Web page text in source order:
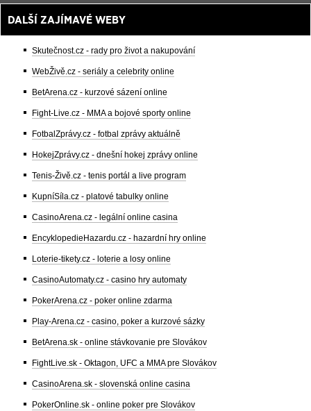
DALŠÍ ZAJÍMAVÉ WEBY
Skutečnost.cz - rady pro život a nakupování
WebŽivě.cz - seriály a celebrity online
BetArena.cz - kurzové sázení online
Fight-Live.cz - MMA a bojové sporty online
FotbalZprávy.cz - fotbal zprávy aktuálně
HokejZprávy.cz - dnešní hokej zprávy online
Tenis-Živě.cz - tenis portál a live program
KupníSíla.cz - platové tabulky online
CasinoArena.cz - legální online casina
EncyklopedieHazardu.cz - hazardní hry online
Loterie-tikety.cz - loterie a losy online
CasinoAutomaty.cz - casino hry automaty
PokerArena.cz - poker online zdarma
Play-Arena.cz - casino, poker a kurzové sázky
BetArena.sk - online stávkovanie pre Slovákov
FightLive.sk - Oktagon, UFC a MMA pre Slovákov
CasinoArena.sk - slovenská online casina
PokerOnline.sk - online poker pre Slovákov